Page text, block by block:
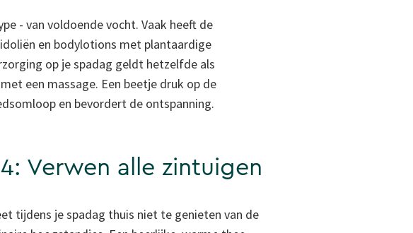
- van voldoende vocht. Vaak heeft de
en bodylotions met plantaardige
op je spadag geldt hetzelfde als
een massage. Een beetje druk op de
en bevordert de ontspanning.
Verwen alle zintuigen
tijdens je spadag thuis niet te genieten van de